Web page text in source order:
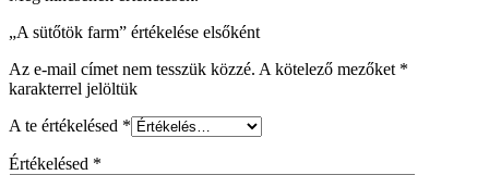
„A sütőtök farm” értékelése elsőként
Az e-mail címet nem tesszük közzé. A kötelező mezőket *
karakterrel jelöltük
A te értékelésed *
Értékelésed *